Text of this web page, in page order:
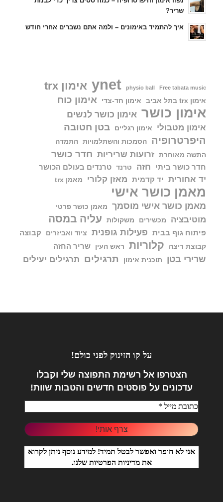
שריר?
איך להתמיד באימונים – ולמה אתם נשברים אחרי חודש
Free tabata music
physio ball
ynet אימון trx
אימון trx בתל אביב אימון חד-צדי אימון כוח
אימון כושר אימון כושר לנשים
אימון מטבולי אימון רגליים
בטן חטובה
היפרטרופיה
הסמכות והשתלמויות
התמדה
התשה מאוחרת
זרועות שריריות חדר כושר
חדר כושר ביתי חזה טרנד טרנדים בעולם הכושר
יד אחורית יד קדמית מאזן קלורי מאמן trx
מאמן כושר אישי
מאמן כושר אישי מוסמך מאמן כושר פרטי
מוטיבציה מכשירים משקולות עליה במסה
פיתוח גוף בבית פעילות גופנית ציוד ואביזרים קבוצה
קבוצת ריצה קלוריות ראש העין שריר החזה
שרירי בטן תוכנית אימון תרגילים תרגילים יעילים
על קו הזינוק לפני כולם!
הצטרפו אל רשימת התפוצה שלי וקבלו
עדכונים על פוסטים חדשים והטבות שוות!
אני לא חופר ואפשר לבטל תמיד! למידע נוסף ניתן לקרוא
אתמדיניות הפרטיותשלנו.